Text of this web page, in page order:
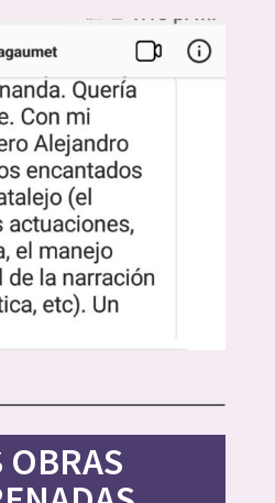
OBRAS